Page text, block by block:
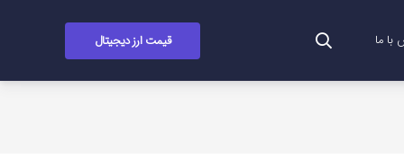
با ما قیمت ارز دیجیتال